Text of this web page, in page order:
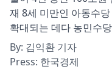
재 8세 미만인 아동수
확대되는 데다 농민수
By: 김익환 기자
Press: 한국경제